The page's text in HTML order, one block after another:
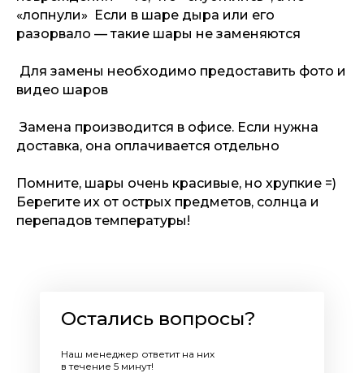
«лопнули» Если в шаре дыра или его
разорвало — такие шары не заменяются
Для замены необходимо предоставить фото и
видео шаров
Замена производится в офисе. Если нужна
доставка, она оплачивается отдельно
Помните, шары очень красивые, но хрупкие =)
Берегите их от острых предметов, солнца и
перепадов температуры!
Остались вопросы?
Наш менеджер ответит на них
в течение 5 минут!